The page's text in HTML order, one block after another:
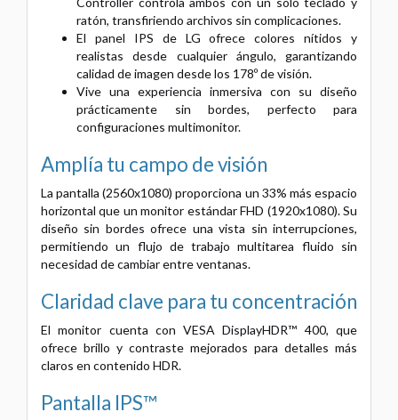
ratón, transfiriendo archivos sin complicaciones.
El panel IPS de LG ofrece colores nítidos y
realistas desde cualquier ángulo, garantizando
calidad de imagen desde los 178º de visión.
Vive una experiencia inmersiva con su diseño
prácticamente sin bordes, perfecto para
configuraciones multimonitor.
Amplía tu campo de visión
La pantalla (2560x1080) proporciona un 33% más espacio
horizontal que un monitor estándar FHD (1920x1080). Su
diseño sin bordes ofrece una vista sin interrupciones,
permitiendo un flujo de trabajo multitarea fluido sin
necesidad de cambiar entre ventanas.
Claridad clave para tu concentración
El monitor cuenta con VESA DisplayHDR™ 400, que
ofrece brillo y contraste mejorados para detalles más
claros en contenido HDR.
Pantalla IPS™